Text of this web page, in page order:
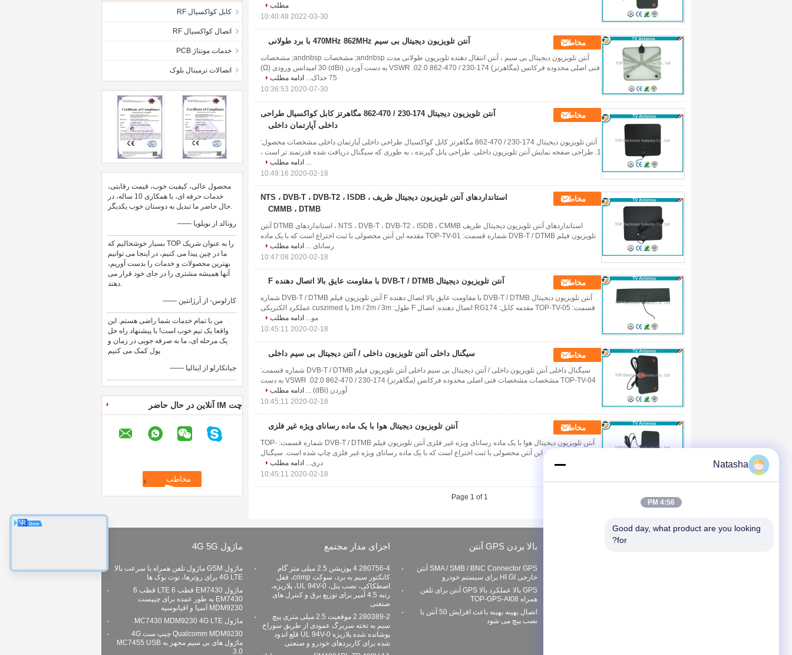
کابل کواکسیال RF
اتصال کواکسیال RF
خدمات مونتاژ PCB
اتصالات ترمینال بلوک
محصول عالی، کیفیت خوب، قیمت رقابتی،
خدمات حرفه ای، با همکاری 10 ساله، در
حال حاضر ما تبدیل به دوستان خوب یکدیگر.
—— رونالد از بویلویا
بسیار خوشحالیم که TOP را به عنوان شریک
ما در چین پیدا می کنیم، در اینجا می توانیم
بهترین محصولات و خدمات را بدست آوریم،
آنها همیشه مشتری را در جای خود قرار می
دهند.
—— کارلوس- از آرژانتین
من با تمام خدمات شما راضی هستم. این
واقعا یک تیم خوب است! با پیشنهاد راه حل
یک مرحله ای، ما به صرفه جویی در زمان و
پول کمک می کنیم
—— جیانکارلو از ایتالیا
چت IM آنلاین در حال حاضر
مطلب
2022-03-30 10:40:48
آنتن تلویزیون دیجیتال بی سیم 470MHz 862MHz با برد طولانی مخاطب
آنتن تلویزیون دیجیتال بی سیم ، آنتن انتقال دهنده تلویزیون طولانی مدت andnbsp; مشخصات andnbsp; مشخصات
فنی اصلی محدوده فرکانس (مگاهرتز) 174-230 / 470-862 VSWR .02.0 به دست آوردن (dBi) 30 امپدانس ورودی (Ω)
75 حداک...
ادامه مطلب
2020-07-30 10:36:53
آنتن تلویزیون دیجیتال 174-230 / 470-862 مگاهرتز کابل کواکسیال طراحی
داخلی آپارتمان داخلی
مخاطب
آنتن تلویزیون دیجیتال 174-230 / 470-862 مگاهرتز کابل کواکسیال طراحی داخلی آپارتمان داخلی مشخصات محصول:
1. طراحی صفحه نمایش آنتن تلویزیون داخلی. طراحی پانل گیرنده ، به طوری که سیگنال دریافت شده قدرتمند تر است ،
... ادامه مطلب
2020-02-18 10:49:16
استانداردهای آنتن تلویزیون دیجیتال ظریف NTS ، DVB-T ، DVB-T2 ، ISDB ،
CMMB ، DTMB
مخاطب
استانداردهای آنتن تلویزیون دیجیتال ظریف NTS ، DVB-T ، DVB-T2 ، ISDB ، CMMB ، استانداردهای DTMB آنتن
تلویزیون فیلم DVB-T / DTMB شماره قسمت: TOP-TV-01 مقدمه این آنتن محصولی با ثبت اختراع است که با یک ماده
رسانای ... ادامه مطلب
2020-02-18 10:47:08
آنتن تلویزیون دیجیتال DVB-T / DTMB با مقاومت عایق بالا اتصال دهنده F مخاطب
آنتن تلویزیون دیجیتال DVB-T / DTMB با مقاومت عایق بالا اتصال دهنده F آنتن تلویزیون فیلم DVB-T / DTMB شماره
قسمت: TOP-TV-05 مقدمه کابل: RG174 اتصال دهنده: اتصال F طول: 1m / 2m / 3m یا cuszimed عملکرد الکتریکی
مو... ادامه مطلب
2020-02-18 10:45:11
سیگنال داخلی آنتن تلویزیون داخلی / آنتن دیجیتال بی سیم داخلی مخاطب
سیگنال داخلی آنتن تلویزیون داخلی / آنتن دیجیتال بی سیم داخلی آنتن تلویزیون فیلم DVB-T / DTMB شماره قسمت:
TOP-TV-04 مشخصات مشخصات فنی اصلی محدوده فرکانس (مگاهرتز) 174-230 / 470-862 VSWR .02.0 به دست
آوردن (dBi) ...
ادامه مطلب
2020-02-18 10:45:11
آنتن تلویزیون دیجیتال هوا با یک ماده رسانای ویژه غیر فلزی مخاطب
آنتن تلویزیون دیجیتال هوا با یک ماده رسانای ویژه غیر فلزی آنتن تلویزیون فیلم DVB-T / DTMB شماره قسمت: TOP-
TV-04 مقدمه این آنتن محصولی با ثبت اختراع است که با یک ماده رسانای ویژه غیر فلزی چاپ شده است. سیگنال
دری... ادامه مطلب
2020-02-18 10:45:11
Page 1 of 1
ماژول 4G 5G
ماژول GSM ماژول تلفن همراه با سرعت بالا
4G LTE برای روترها، نوت بوک ها
ماژول EM7430 قطب 6 LTE قطب 6
EM7430 به طور عمده برای چیپست
MDM9230 آسیا و اقیانوسیه
ماژول MC7430 MDM9230 4G LTE
Qualcomm MDM9230 چیپ ست 4G
ماژول های بی سیم مجهز به MC7455 USB
3.0
اجزای مدار مجتمع
280756-4 4 پوزیشن 2.5 میلی متر گام
کانکتور سیم به برد، سوکت crimp، قفل
اصطکاکی، نصب پنل، UL 94V-0، پلاریزه،
رتبه 4.5 آمپر برای توزیع برق و کنترل های
صنعتی
280389-2 2 موقعیت 2.5 میلی متری پیچ
سیم به تخته سربرگ عمودی از طریق سوراخ
پوشانده شده پلاریزه UL 94V-0 قلع اندود
شده برای کاربردهای خودرو و صنعتی
بالا بردن GPS آنتن
SMA / SMB / BNC Connector GPS آنتن
خارجی HI GI برای سیستم خودرو
GPS بالا عملکرد بالا GPS آنتن برای تلفن
همراه TOP-GPS-AI08
اتصال بهینه بهینه باعث افزایش 50 آنتن با
نصب پیچ می شود
درخواست نقل قول
Natasha
4:56 PM
Good day, what product are you looking
for?